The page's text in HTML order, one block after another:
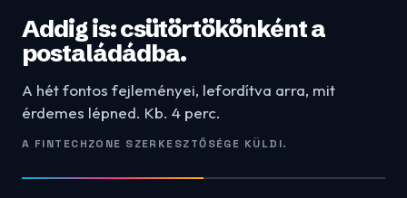
Addig is: csütörtökönként a
postaládádba.
A hét fontos fejleményei, lefordítva arra, mit
érdemes lépned. Kb. 4 perc.
A FINTECHZONE SZERKESZTŐSÉGE KÜLDI.